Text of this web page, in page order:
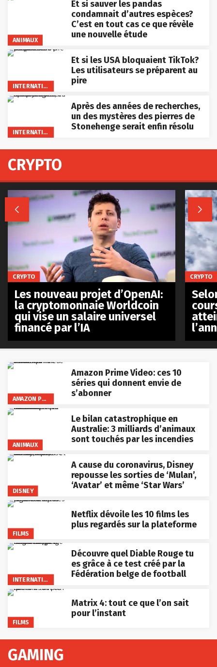
ANIMAUX
Et si sauver les pandas
condamnait d’autres espèces?
C’est en tout cas ce que révèle
une nouvelle étude
INTERNATIONAL
Et si les USA bloquaient TikTok?
Les utilisateurs se préparent au
pire
INTERNATIONAL
Après des années de recherches,
un des mystères des pierres de
Stonehenge serait enfin résolu
AMAZON PRIME VIDEO
Amazon Prime Video: ces 10
séries qui donnent envie de
s’abonner
ANIMAUX
Le bilan catastrophique en
Australie: 3 milliards d’animaux
sont touchés par les incendies
DISNEY
A cause du coronavirus, Disney
repousse les sorties de ‘Mulan’,
‘Avatar’ et même ‘Star Wars’
FILMS
Netflix dévoile les 10 films les
plus regardés sur la plateforme
INTERNATIONAL
Découvre quel Diable Rouge tu
es grâce à ce test créé par la
Fédération belge de football
FILMS
Matrix 4: tout ce que l’on sait
pour l’instant
CRYPTO
 
CRYPTO
Les nouveau projet d’OpenAI:
la cryptomonnaie Worldcoin
qui vise un salaire universel
financé par l’IA
CRYPTO
GAMING